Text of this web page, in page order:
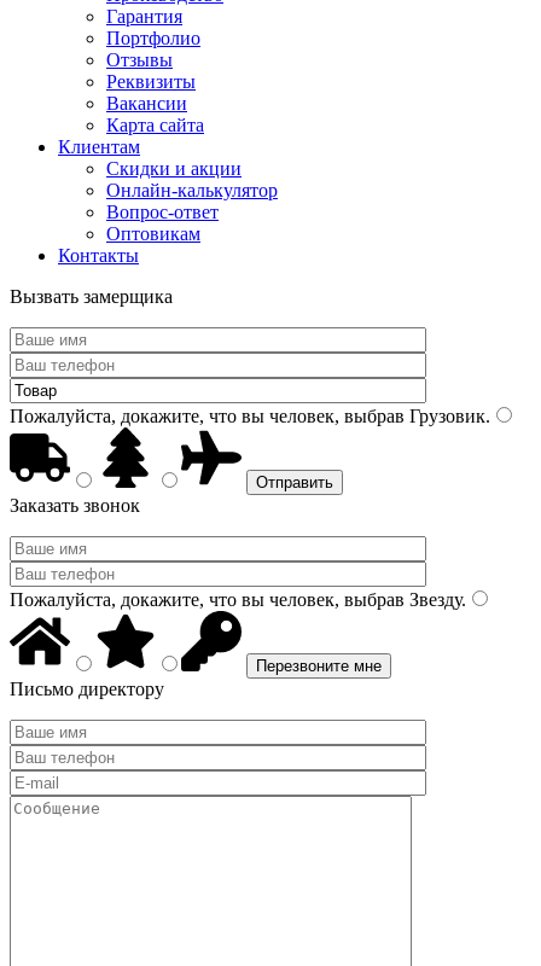
Гарантия
Портфолио
Отзывы
Реквизиты
Вакансии
Карта сайта
Клиентам
Скидки и акции
Онлайн-калькулятор
Вопрос-ответ
Оптовикам
Контакты
Вызвать замерщика
Пожалуйста, докажите, что вы человек, выбрав Грузовик.
Заказать звонок
Пожалуйста, докажите, что вы человек, выбрав Звезду.
Письмо директору